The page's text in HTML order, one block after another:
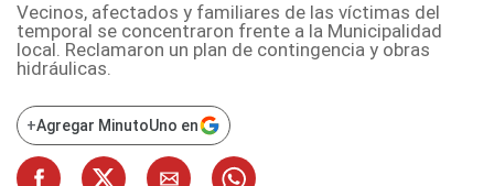
Vecinos, afectados y familiares de las víctimas del
temporal se concentraron frente a la Municipalidad
local. Reclamaron un plan de contingencia y obras
hidráulicas.
+Agregar MinutoUno en